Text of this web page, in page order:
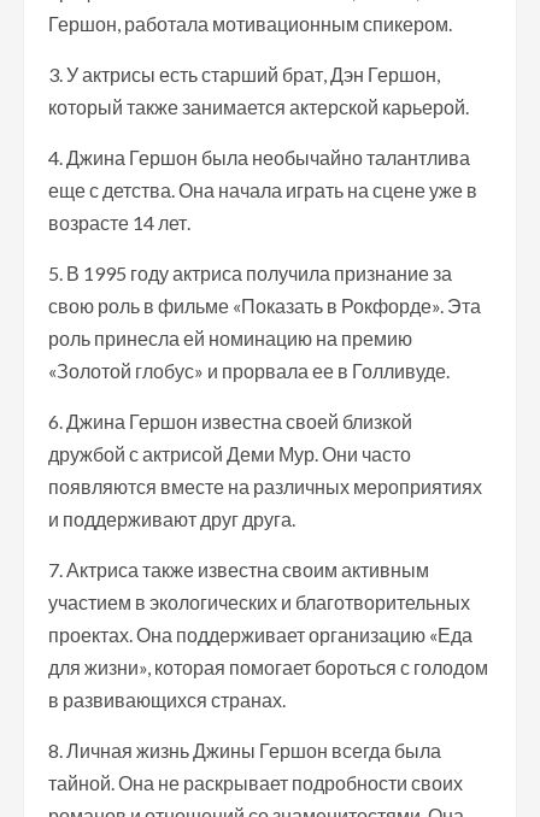
Гершон, работала мотивационным спикером.
3. У актрисы есть старший брат, Дэн Гершон,
который также занимается актерской карьерой.
4. Джина Гершон была необычайно талантлива
еще с детства. Она начала играть на сцене уже в
возрасте 14 лет.
5. В 1995 году актриса получила признание за
свою роль в фильме «Показать в Рокфорде». Эта
роль принесла ей номинацию на премию
«Золотой глобус» и прорвала ее в Голливуде.
6. Джина Гершон известна своей близкой
дружбой с актрисой Деми Мур. Они часто
появляются вместе на различных мероприятиях
и поддерживают друг друга.
7. Актриса также известна своим активным
участием в экологических и благотворительных
проектах. Она поддерживает организацию «Еда
для жизни», которая помогает бороться с голодом
в развивающихся странах.
8. Личная жизнь Джины Гершон всегда была
тайной. Она не раскрывает подробности своих